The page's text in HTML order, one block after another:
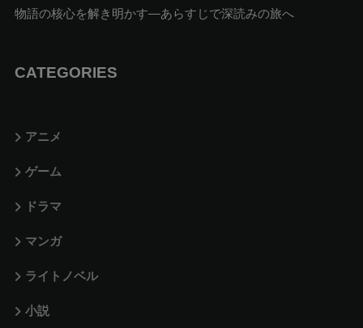
物語の核心を解き明かす—あらすじで深読みの旅へ
CATEGORIES
アニメ
ゲーム
ドラマ
マンガ
ライトノベル
小説